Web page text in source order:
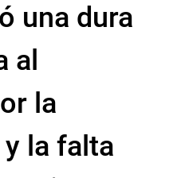
una dura
al
la
la falta